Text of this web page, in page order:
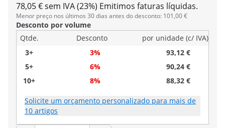
78,05 € sem IVA (23%) Emitimos faturas líquidas.
Menor preço nos últimos 30 dias antes do desconto: 101,00 €
Desconto por volume
Qtde.
Desconto
por unidade (c/ IVA)
3+
3%
93,12 €
5+
6%
90,24 €
10+
8% 88,32 €
Solicite um orçamento personalizado para mais de
10 artigos